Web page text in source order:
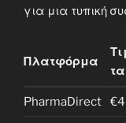
για μια τυπική
Πλατφόρμα
PharmaDirect